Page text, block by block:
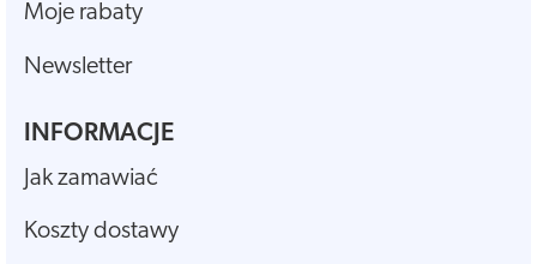
Moje rabaty
Newsletter
INFORMACJE
Jak zamawiać
Koszty dostawy